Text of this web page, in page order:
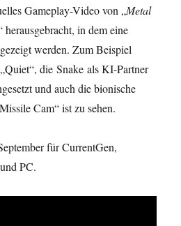
Gameplay-Video von „Metal
herausgebracht, in dem eine
werden. Zum Beispiel
die Snake als KI-Partner
und auch die bionische
Cam“ ist zu sehen.
für CurrentGen,
PC.